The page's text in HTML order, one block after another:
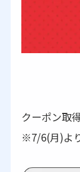
クーポン取
※7/6(月)よ